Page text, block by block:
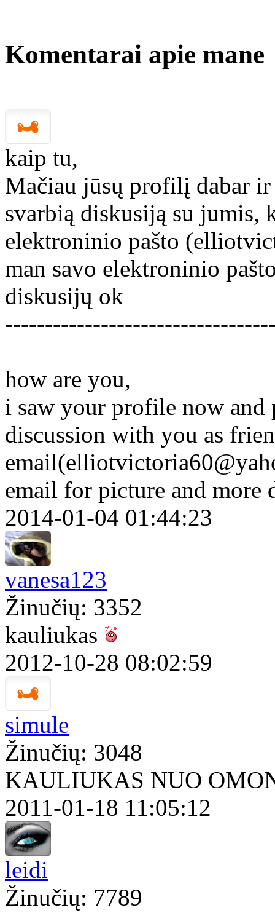
Komentarai apie mane
kaip tu,
Mačiau jūsų profilį dabar
svarbią diskusiją su jumis,
elektroninio pašto
man savo elektroninio
diskusijų ok
how are you,
i saw your profile now and
discussion with you as
email for picture and more
2014-01-04 01:44:23
vanesa123
Žinučių: 3352
kauliukas
2012-10-28 08:02:59
simule
Žinučių: 3048
KAULIUKAS NUO
2011-01-18 11:05:12
leidi
Žinučių: 7789